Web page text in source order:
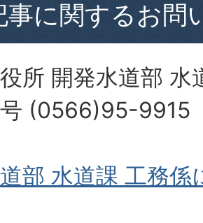
事に関するお問
所 開発水道部 水
(0566)95-9915
部 水道課 工務係